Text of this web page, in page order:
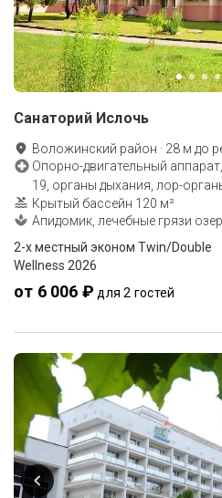
Санаторий Ислочь
Воложинский район · 28 м до
Опорно-двигательный
19, органы дыхания, лор-
Крытый бассейн 120 м²
Апидомик, лечебные грязи
2-x местный эконом Twin/Double
Wellness 2026
от 6 006 ₽ для 2 гостей